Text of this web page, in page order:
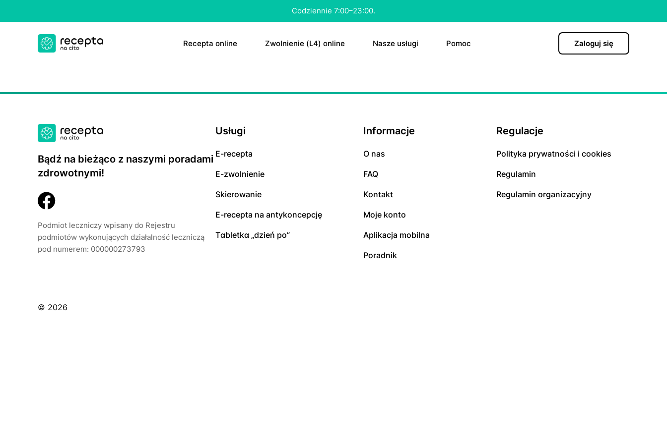
Codziennie 7:00–23:00.
Rесерtа online ZwоInіenіе (L4) online Nasze usługi
MRI
CT
Pomoc Zaloguj się
Bądź na bieżąco z naszymi poradami
zdrowotnymi!
Podmiot leczniczy wpisany do Rejestru
podmiotów wykonujących działalność leczniczą
pod numerem: 000000273793
Usługi
E-rесерta
E-zwolnienie
Skierowanie
E-rесерta na аntуkоnсерсję
Tɑbletkɑ „dzień po”
Informacje
O nas
FAQ
Kontakt
Moje konto
Aplikacja mobilna
Poradnik
Regulacje
Polityka prywatności i cookies
Regulamin
Regulamin organizacyjny
© 2026